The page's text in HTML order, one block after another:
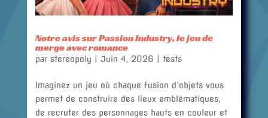
Notre avis sur Passion Industry, le jeu de
merge avec romance
par stereopoly Juin 4, 2026 tests
Imaginez un jeu où chaque fusion d’objets vous
permet de construire des lieux emblématiques,
de recruter des personnages hauts en couleur et